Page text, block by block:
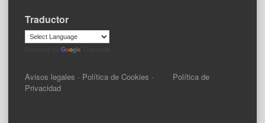
Traductor
Avisos legales · Política de Cookies · Política de
Privacidad